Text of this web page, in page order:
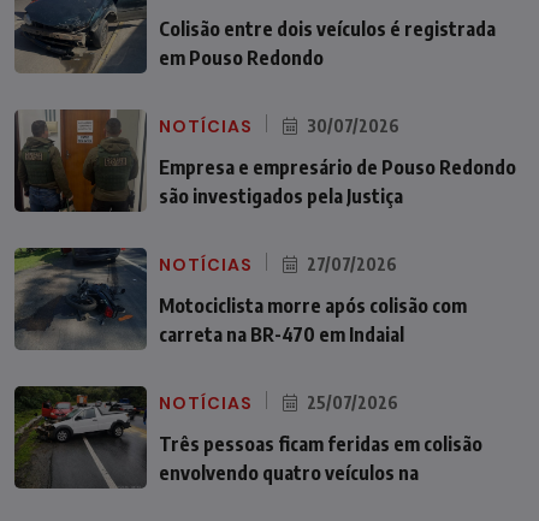
Colisão entre dois veículos é registrada
em Pouso Redondo
NOTÍCIAS 30/07/2026
Empresa e empresário de Pouso Redondo
são investigados pela Justiça
NOTÍCIAS 27/07/2026
Motociclista morre após colisão com
carreta na BR-470 em Indaial
NOTÍCIAS 25/07/2026
Três pessoas ficam feridas em colisão
envolvendo quatro veículos na